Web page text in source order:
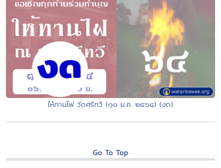
ให้ทานไฟ วัดศรีทวี (๑๐ ม.ค. ๒๕๖๔) (งด)
Go To Top